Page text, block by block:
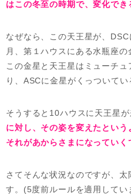
はこの冬至の時期で、変化でき
なぜなら、この天王星が、
月、第１ハウスにある水瓶座の
この金星と天王星はミューチ
り、ASCに金星がくっついてい
そうすると10ハウスに天王星
に対し、その姿を変えたという
それがあからさまになっていく
さてそんな状況なのですが、
す。(5度前ルールを適用してい